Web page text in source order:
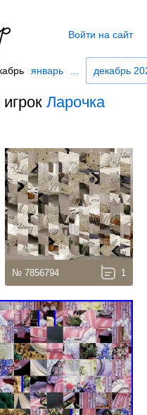
Войти на сайт
январь декабрь
Ларочка
№ 7856794 1
4.3 48